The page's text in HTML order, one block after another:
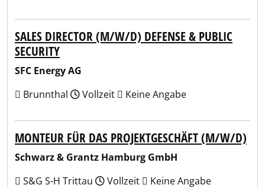
SALES DIRECTOR (M/W/D) DEFENSE & PUBLIC
SECURITY
SFC Energy AG
Brunnthal
Vollzeit Keine Angabe
MONTEUR FÜR DAS PROJEKTGESCHÄFT (M/W/D)
Schwarz & Grantz Hamburg GmbH
S&G S-H Trittau
Vollzeit Keine Angabe